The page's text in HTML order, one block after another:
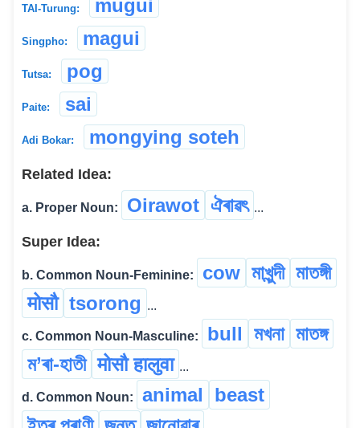
TAI-Turung: mugui
Singpho: magui
Tutsa: pog
Paite: sai
Adi Bokar: mongying soteh
Related Idea:
a. Proper Noun: Oirawot ঐৰাৱৎ ...
Super Idea:
b. Common Noun-Feminine: cow মাখুন্দী মাতঙ্গী
मोसौ tsorong ...
c. Common Noun-Masculine: bull মখনা মাতঙ্গ
ম’ৰা-হাতী मोसौ हालुवा ...
d. Common Noun: animal
beast